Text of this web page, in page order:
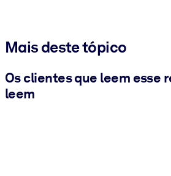
Mais deste tópico
Os clientes que leem esse
leem